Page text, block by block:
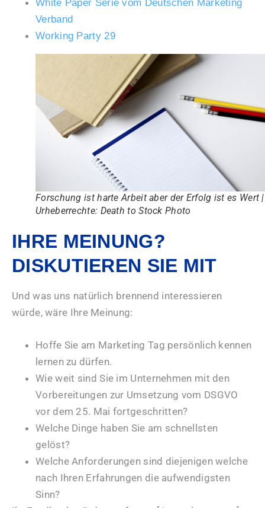
White Paper Serie vom Deutschen Marketing
Verband
Working Party 29
Forschung ist harte Arbeit aber der Erfolg ist es Wert |
Urheberrechte: Death to Stock Photo
IHRE MEINUNG?
DISKUTIEREN SIE MIT
Und was uns natürlich brennend interessieren
würde, wäre Ihre Meinung:
Hoffe Sie am Marketing Tag persönlich kennen
lernen zu dürfen.
Wie weit sind Sie im Unternehmen mit den
Vorbereitungen zur Umsetzung vom DSGVO
vor dem 25. Mai fortgeschritten?
Welche Dinge haben Sie am schnellsten
gelöst?
Welche Anforderungen sind diejenigen welche
nach Ihren Erfahrungen die aufwendigsten
Sinn?